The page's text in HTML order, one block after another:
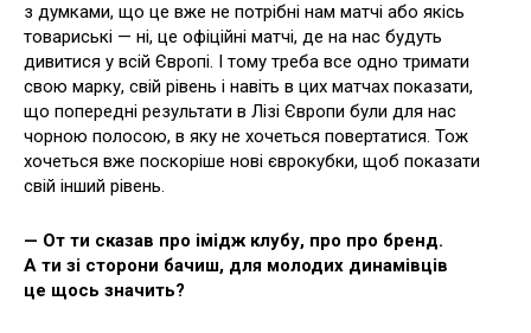
з думками, що це вже не потрібні нам матчі або якісь
товариські — ні, це офіційні матчі, де на нас будуть
дивитися у всій Європі. І тому треба все одно тримати
свою марку, свій рівень і навіть в цих матчах показати,
що попередні результати в Лізі Європи були для нас
чорною полосою, в яку не хочеться повертатися. Тож
хочеться вже поскоріше нові єврокубки, щоб показати
свій інший рівень.
— От ти сказав про імідж клубу, про про бренд.
А ти зі сторони бачиш, для молодих динамівців
це щось значить?